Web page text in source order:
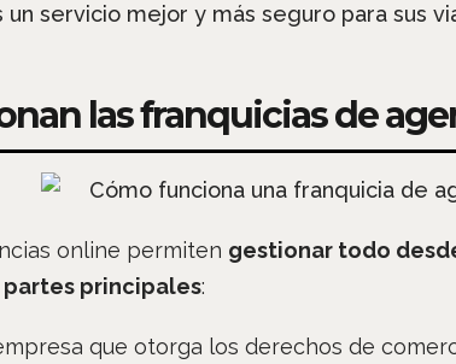
servicio mejor y más seguro para sus
las franquicias de
online permiten gestionar todo
partes principales:
que otorga los derechos de